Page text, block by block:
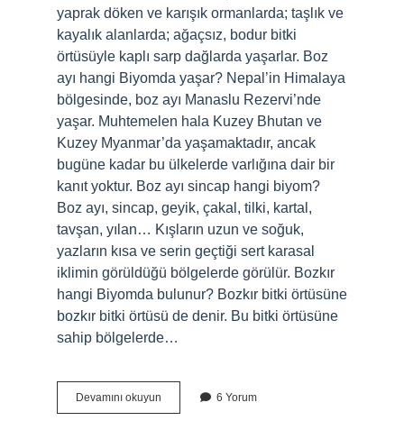
yaprak döken ve karışık ormanlarda; taşlık ve
kayalık alanlarda; ağaçsız, bodur bitki
örtüsüyle kaplı sarp dağlarda yaşarlar. Boz
ayı hangi Biyomda yaşar? Nepal’in Himalaya
bölgesinde, boz ayı Manaslu Rezervi’nde
yaşar. Muhtemelen hala Kuzey Bhutan ve
Kuzey Myanmar’da yaşamaktadır, ancak
bugüne kadar bu ülkelerde varlığına dair bir
kanıt yoktur. Boz ayı sincap hangi biyom?
Boz ayı, sincap, geyik, çakal, tilki, kartal,
tavşan, yılan… Kışların uzun ve soğuk,
yazların kısa ve serin geçtiği sert karasal
iklimin görüldüğü bölgelerde görülür. Bozkır
hangi Biyomda bulunur? Bozkır bitki örtüsüne
bozkır bitki örtüsü de denir. Bu bitki örtüsüne
sahip bölgelerde…
Devamını okuyun
Ayı
6 Yorum